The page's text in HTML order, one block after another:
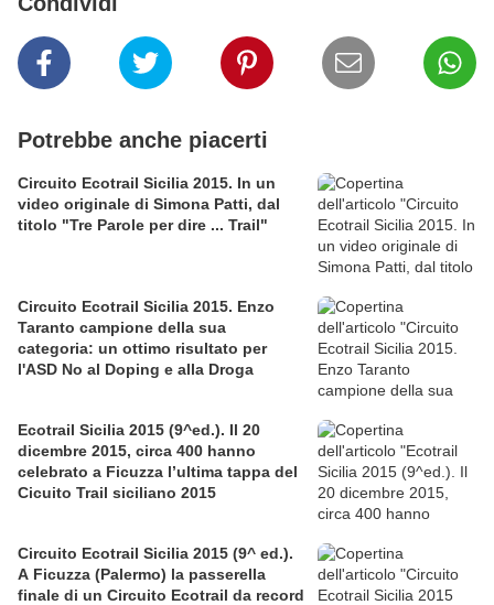
Potrebbe anche piacerti
Circuito Ecotrail Sicilia 2015. In un
video originale di Simona Patti, dal
titolo "Tre Parole per dire ... Trail"
Circuito Ecotrail Sicilia 2015. Enzo
Taranto campione della sua
categoria: un ottimo risultato per
l'ASD No al Doping e alla Droga
Ecotrail Sicilia 2015 (9^ed.). Il 20
dicembre 2015, circa 400 hanno
celebrato a Ficuzza l’ultima tappa del
Cicuito Trail siciliano 2015
Circuito Ecotrail Sicilia 2015 (9^ ed.).
A Ficuzza (Palermo) la passerella
finale di un Circuito Ecotrail da record